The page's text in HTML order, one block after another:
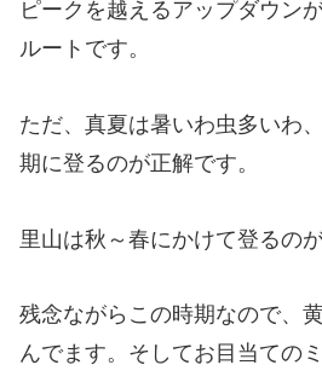
ピークを越えるアップダウン
ルートです。
ただ、真夏は暑いわ虫多いわ
期に登るのが正解です。
里山は秋～春にかけて登るのが
残念ながらこの時期なので、
んでます。そしてお目当てのミ